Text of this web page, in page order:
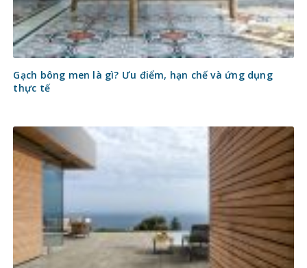
Gạch bông men là gì? Ưu điểm, hạn chế và ứng dụng
thực tế